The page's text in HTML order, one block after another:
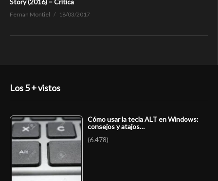
Fernan Montiel 18/03/2017
Los 5 + vistos
Cómo usar la tecla ALT en Windows:
consejos y atajos…
(6.478)